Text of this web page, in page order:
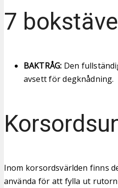
7
BAKTRÅG: Den
avsett för degknådning.
Inom korsordsvärlden finns
använda för att fylla ut